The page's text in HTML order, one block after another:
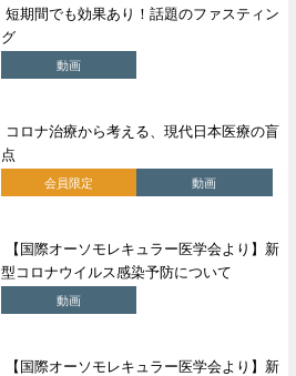
短期間でも効果あり！話題のファスティン
グ
動画
コロナ治療から考える、現代日本医療の盲
点
会員限定 動画
【国際オーソモレキュラー医学会より】新
型コロナウイルス感染予防について
動画
【国際オーソモレキュラー医学会より】新